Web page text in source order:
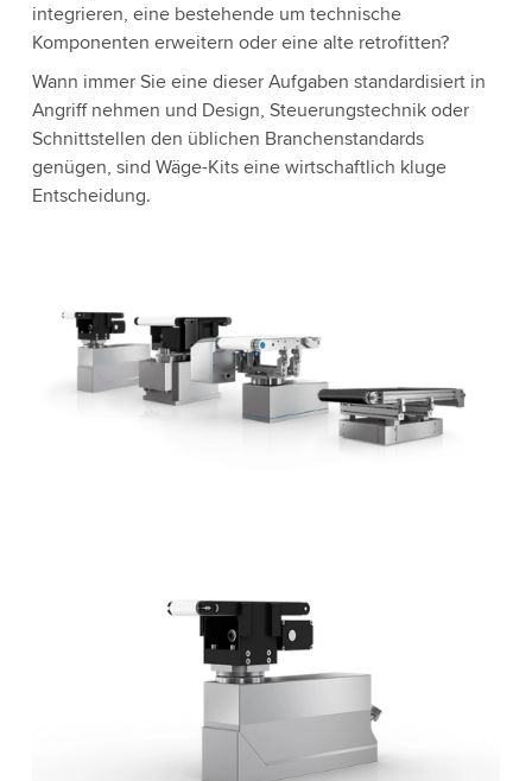
integrieren, eine bestehende um technische
Komponenten erweitern oder eine alte retrofitten?
Wann immer Sie eine dieser Aufgaben standardisiert in
Angriff nehmen und Design, Steuerungstechnik oder
Schnittstellen den üblichen Branchenstandards
genügen, sind Wäge-Kits eine wirtschaftlich kluge
Entscheidung.